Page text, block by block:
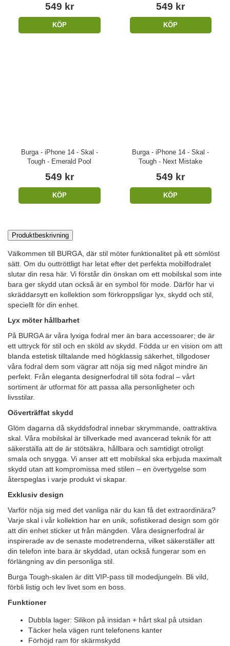
549 kr
KÖP
549 kr
KÖP
Burga - iPhone 14 - Skal -
Tough - Emerald Pool
549 kr
KÖP
Burga - iPhone 14 - Skal -
Tough - Next Mistake
549 kr
KÖP
Produktbeskrivning
Välkommen till BURGA, där stil möter funktionalitet på ett sömlöst
sätt. Om du outtröttligt har letat efter det perfekta mobilfodralet
slutar din resa här. Vi förstår din önskan om ett mobilskal som inte
bara ger skydd utan också är en symbol för mode. Därför har vi
skräddarsytt en kollektion som förkroppsligar lyx, skydd och stil,
speciellt för din enhet.
Lyx möter hållbarhet
På BURGA är våra lyxiga fodral mer än bara accessoarer; de är
ett uttryck för stil och en sköld av skydd. Födda ur en vision om att
blanda estetisk tilltalande med högklassig säkerhet, tillgodoser
våra fodral dem som vägrar att nöja sig med något mindre än
perfekt. Från eleganta designerfodral till söta fodral – vårt
sortiment är utformat för att passa alla personligheter och
livsstilar.
Oöverträffat skydd
Glöm dagarna då skyddsfodral innebar skrymmande, oattraktiva
skal. Våra mobilskal är tillverkade med avancerad teknik för att
säkerställa att de är stötsäkra, hållbara och samtidigt otroligt
smala och snygga. Vi anser att ett mobilskal ska erbjuda maximalt
skydd utan att kompromissa med stilen – en övertygelse som
återspeglas i varje produkt vi skapar.
Exklusiv design
Varför nöja sig med det vanliga när du kan få det extraordinära?
Varje skal i vår kollektion har en unik, sofistikerad design som gör
att din enhet sticker ut från mängden. Våra designerfodral är
inspirerade av de senaste modetrenderna, vilket säkerställer att
din telefon inte bara är skyddad, utan också fungerar som en
förlängning av din personliga stil.
Burga Tough-skalen är ditt VIP-pass till modedjungeln. Bli vild,
förbli listig och lev livet som en boss.
Funktioner
Dubbla lager: Silikon på insidan + hårt skal på utsidan
Täcker hela vägen runt telefonens kanter
Förhöjd ram för skärmskydd